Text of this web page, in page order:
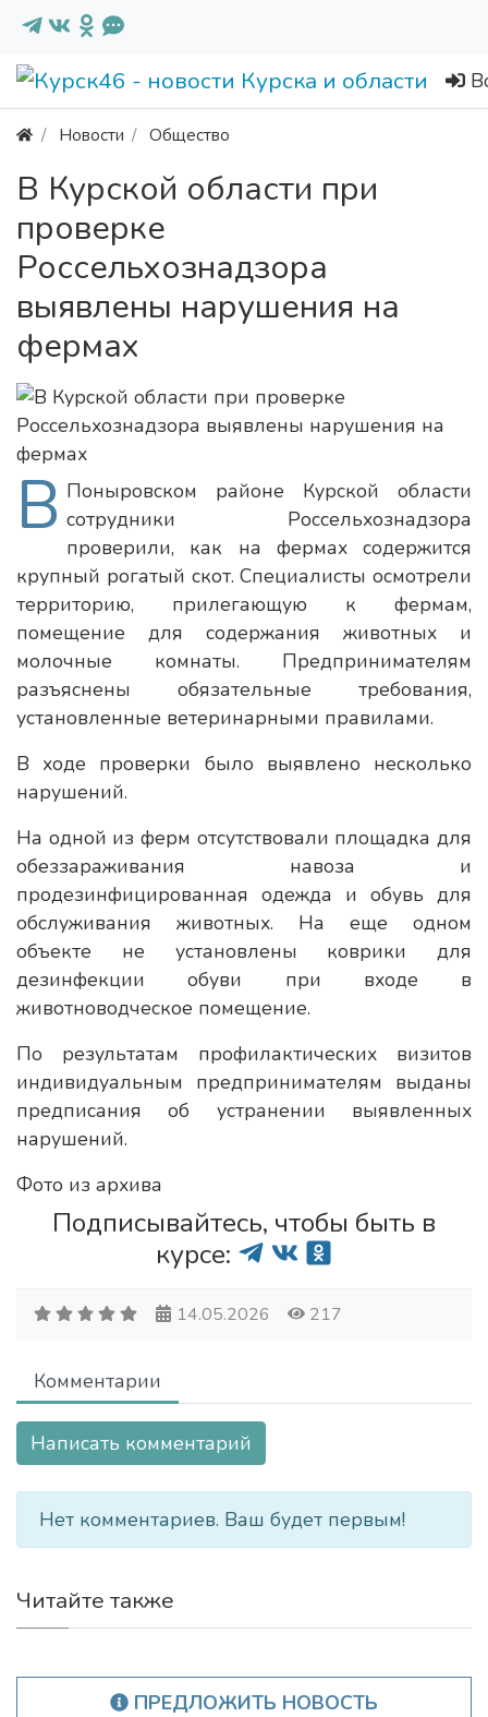
Новости Общество
В Курской области при
проверке
Россельхознадзора
выявлены нарушения на
фермах
В Поныровском районе Курской области
сотрудники Россельхознадзора
проверили, как на фермах содержится
крупный рогатый скот. Специалисты осмотрели
территорию, прилегающую к фермам,
помещение для содержания животных и
молочные комнаты. Предпринимателям
разъяснены обязательные требования,
установленные ветеринарными правилами.
В ходе проверки было выявлено несколько
нарушений.
На одной из ферм отсутствовали площадка для
обеззараживания навоза и
продезинфицированная одежда и обувь для
обслуживания животных. На еще одном
объекте не установлены коврики для
дезинфекции обуви при входе в
животноводческое помещение.
По результатам профилактических визитов
индивидуальным предпринимателям выданы
предписания об устранении выявленных
нарушений.
Фото из архива
Подписывайтесь, чтобы быть в
курсе:
14.05.2026 217
Комментарии
Написать комментарий
Нет комментариев. Ваш будет первым!
Читайте также
ПРЕДЛОЖИТЬ НОВОСТЬ